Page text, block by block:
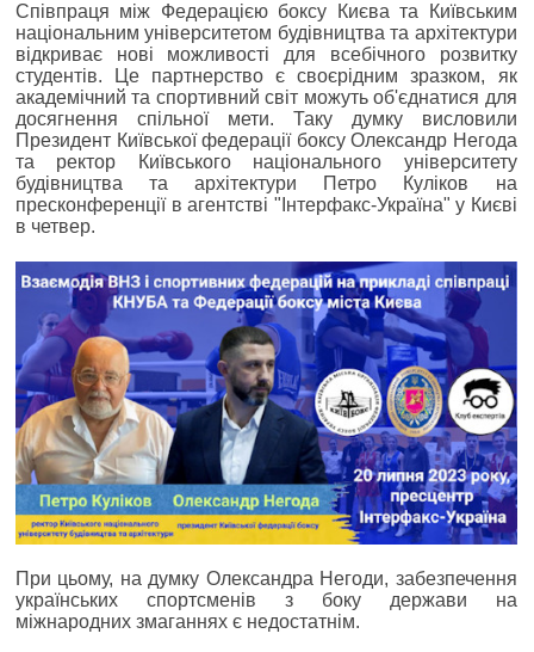
Співпраця між Федерацією боксу Києва та Київським
національним університетом будівництва та архітектури
відкриває нові можливості для всебічного розвитку
студентів. Це партнерство є своєрідним зразком, як
академічний та спортивний світ можуть об'єднатися для
досягнення спільної мети. Таку думку висловили
Президент Київської федерації боксу Олександр Негода
та ректор Київського національного університету
будівництва та архітектури Петро Куліков на
пресконференції в агентстві "Інтерфакс-Україна" у Києві
в четвер.
При цьому, на думку Олександра Негоди, забезпечення
українських спортсменів з боку держави на
міжнародних змаганнях є недостатнім.